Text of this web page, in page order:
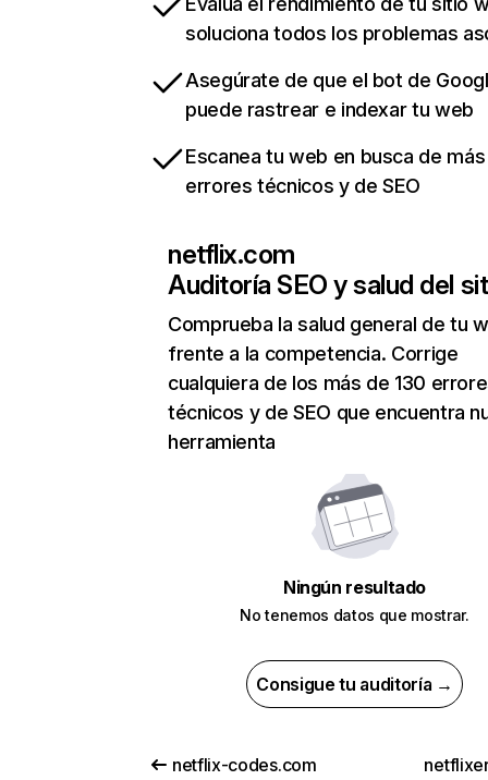
soluciona todos los problemas
Asegúrate de que el bot de
puede rastrear e indexar tu web
Escanea tu web en busca de
errores técnicos y de SEO
netflix.com
Auditoría SEO y salud del
Comprueba la salud general de tu
frente a la competencia. Corrige
cualquiera de los más de 130
técnicos y de SEO que encuentra
herramienta
Ningún resultado
No tenemos datos que mostrar.
Consigue tu auditoría →
netflix-codes.com